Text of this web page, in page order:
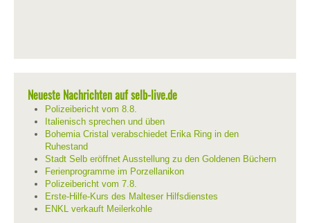
Neueste Nachrichten auf selb-live.de
Polizeibericht vom 8.8.
Italienisch sprechen und üben
Bohemia Cristal verabschiedet Erika Ring in den
Ruhestand
Stadt Selb eröffnet Ausstellung zu den Goldenen Büchern
Ferienprogramme im Porzellanikon
Polizeibericht vom 7.8.
Erste-Hilfe-Kurs des Malteser Hilfsdienstes
ENKL verkauft Meilerkohle